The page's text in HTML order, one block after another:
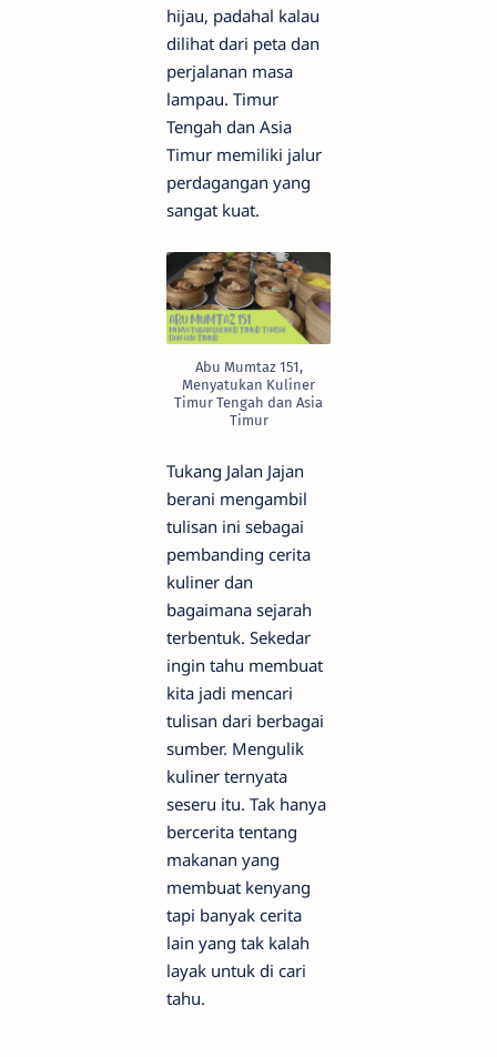
hijau, padahal kalau
dilihat dari peta dan
perjalanan masa
lampau. Timur
Tengah dan Asia
Timur memiliki jalur
perdagangan yang
sangat kuat.
Abu Mumtaz 151,
Menyatukan Kuliner
Timur Tengah dan Asia
Timur
Tukang Jalan Jajan
berani mengambil
tulisan ini sebagai
pembanding cerita
kuliner dan
bagaimana sejarah
terbentuk. Sekedar
ingin tahu membuat
kita jadi mencari
tulisan dari berbagai
sumber. Mengulik
kuliner ternyata
seseru itu. Tak hanya
bercerita tentang
makanan yang
membuat kenyang
tapi banyak cerita
lain yang tak kalah
layak untuk di cari
tahu.